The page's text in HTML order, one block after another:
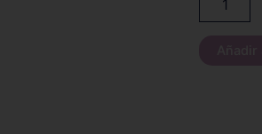
2.7ml